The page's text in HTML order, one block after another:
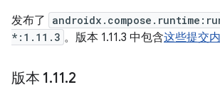
发布了
*:1.11.3 。版本 1.11.3 中包含这些提交
版本 1.11.2